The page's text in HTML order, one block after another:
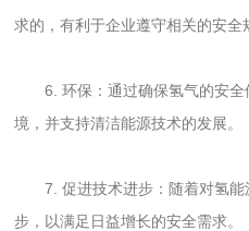
求的，有利于企业遵守相关的安全
6. 环保：通过确保氢气的安全
境，并支持清洁能源技术的发展。
7. 促进技术进步：随着对氢能
步，以满足日益增长的安全需求。